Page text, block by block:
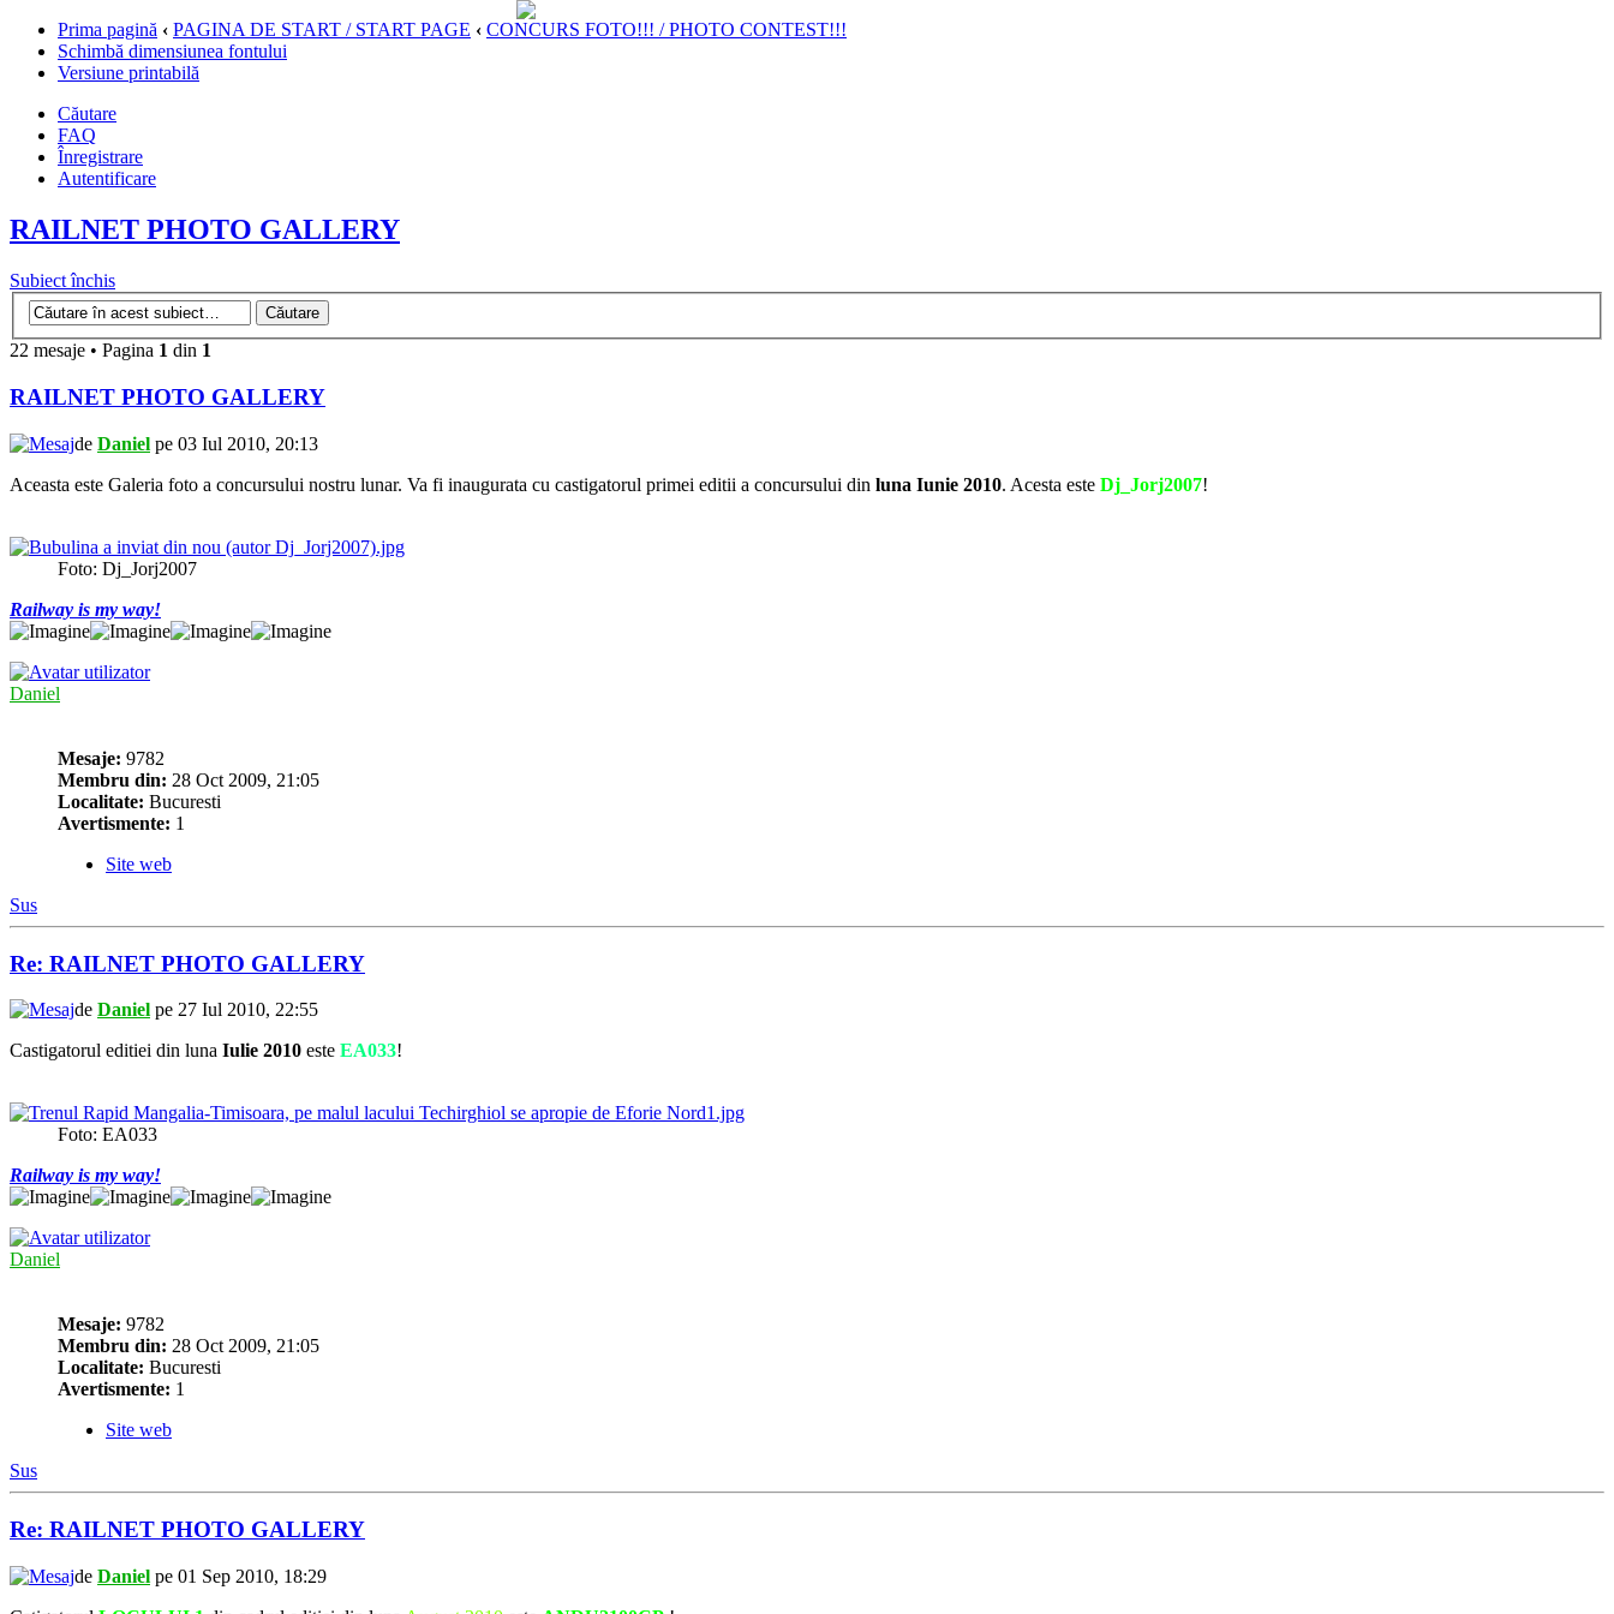
Prima pagină ‹ PAGINA DE START / START PAGE ‹ CONCURS FOTO!!! / PHOTO CONTEST!!!
Schimbă dimensiunea fontului
Versiune printabilă
Căutare
FAQ
Înregistrare
Autentificare
RAILNET PHOTO GALLERY
Subiect închis
22 mesaje • Pagina 1 din 1
RAILNET PHOTO GALLERY
de Daniel pe 03 Iul 2010, 20:13
Aceasta este Galeria foto a concursului nostru lunar. Va fi inaugurata cu castigatorul primei editii a concursului din luna Iunie 2010. Acesta este Dj_Jorj2007!
Foto: Dj_Jorj2007
Railway is my way!
Daniel
Mesaje: 9782
Membru din: 28 Oct 2009, 21:05
Localitate: Bucuresti
Avertismente: 1
Site web
Sus
Re: RAILNET PHOTO GALLERY
de Daniel pe 27 Iul 2010, 22:55
Castigatorul editiei din luna Iulie 2010 este EA033!
Foto: EA033
Railway is my way!
Daniel
Mesaje: 9782
Membru din: 28 Oct 2009, 21:05
Localitate: Bucuresti
Avertismente: 1
Site web
Sus
Re: RAILNET PHOTO GALLERY
de Daniel pe 01 Sep 2010, 18:29